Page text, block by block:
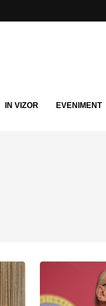
IN VIZOR EVENIMENT